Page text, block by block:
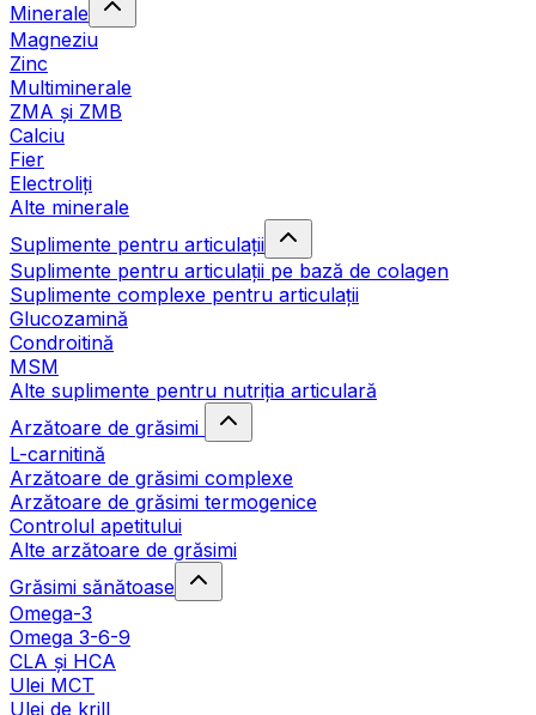
Minerale
Magneziu
Zinc
Multiminerale
ZMA și ZMB
Calciu
Fier
Electroliți
Alte minerale
Suplimente pentru articulații
Suplimente pentru articulații pe bază de colagen
Suplimente complexe pentru articulații
Glucozamină
Condroitină
MSM
Alte suplimente pentru nutriția articulară
Arzătoare de grăsimi
L-carnitină
Arzătoare de grăsimi complexe
Arzătoare de grăsimi termogenice
Controlul apetitului
Alte arzătoare de grăsimi
Grăsimi sănătoase
Omega-3
Omega 3-6-9
CLA şi HCA
Ulei MCT
Ulei de krill